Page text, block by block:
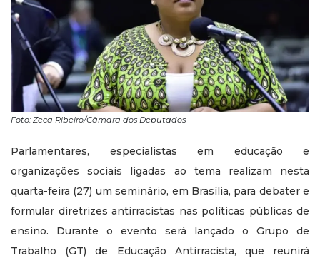
Foto: Zeca Ribeiro/Câmara dos Deputados
Parlamentares, especialistas em educação e
organizações sociais ligadas ao tema realizam nesta
quarta-feira (27) um seminário, em Brasília, para debater e
formular diretrizes antirracistas nas políticas públicas de
ensino. Durante o evento será lançado o Grupo de
Trabalho (GT) de Educação Antirracista, que reunirá